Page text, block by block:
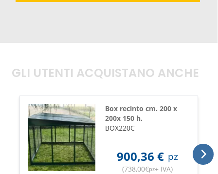
GLI UTENTI ACQUISTANO ANCHE
Box recinto cm. 200 x
200x 150 h.
BOX220C
900,36 € pz
(738,00€pz+ IVA)